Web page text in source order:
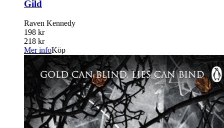
Gild
Raven Kennedy
198 kr
218 kr
Mer infoKöp